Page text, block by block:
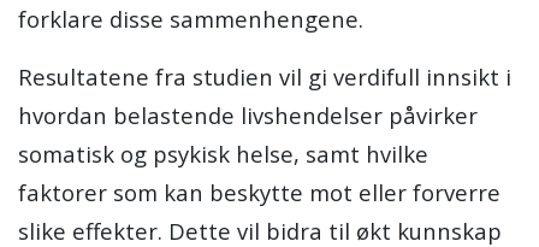
forklare disse sammenhengene.
Resultatene fra studien vil gi verdifull innsikt i
hvordan belastende livshendelser påvirker
somatisk og psykisk helse, samt hvilke
faktorer som kan beskytte mot eller forverre
slike effekter. Dette vil bidra til økt kunnskap